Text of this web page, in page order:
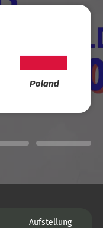
Poland
Aufstellung